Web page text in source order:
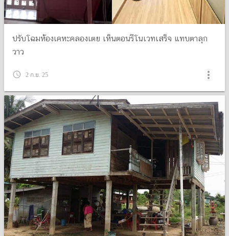
ปรับโฉมห้องเคหะคลองเตย เห็นตอนรีโนเวทเสร็จ แทบตาลุก
วาว
query_builder 2 ก.ย. 25 more_vert